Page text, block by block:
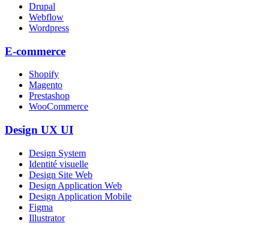
Drupal
Webflow
Wordpress
E-commerce
Shopify
Magento
Prestashop
WooCommerce
Design UX UI
Design System
Identité visuelle
Design Site Web
Design Application Web
Design Application Mobile
Figma
Illustrator